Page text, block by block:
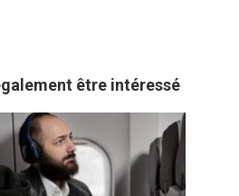
être intéressé